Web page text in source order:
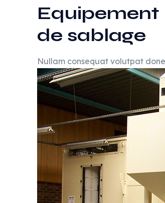
Equipement
de sablage
Nullam consequat volutpat